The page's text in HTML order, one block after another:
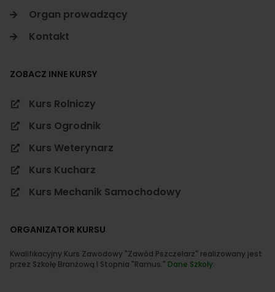
Organ prowadzący
Kontakt
ZOBACZ INNE KURSY
Kurs Rolniczy
Kurs Ogrodnik
Kurs Weterynarz
Kurs Kucharz
Kurs Mechanik Samochodowy
ORGANIZATOR KURSU
Kwalifikacyjny Kurs Zawodowy "Zawód Pszczelarz" realizowany jest
przez Szkołę Branżową I Stopnia "Ramus." Dane Szkoły.